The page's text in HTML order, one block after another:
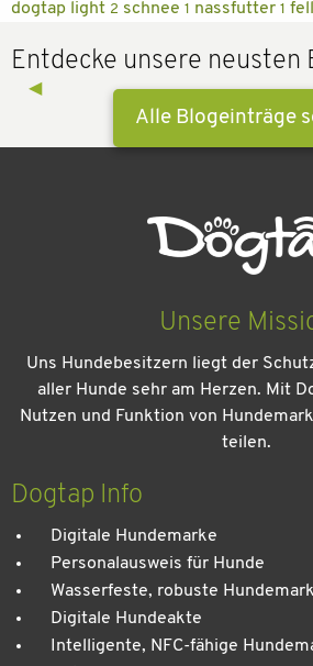
dogtap light 2 schnee 1 nassfutter 1 fell
Entdecke unsere neusten
Previous Slide
◀︎
Kein Urlaub ohne meinen Hund:
Alle Blogeinträge
Unsere
Uns Hundebesitzern liegt der
aller Hunde sehr am Herzen. Mit
Nutzen und Funktion von
teilen.
Dogtap Info
Digitale Hundemarke
Personalausweis für Hunde
Wasserfeste, robuste
Digitale Hundeakte
Intelligente, NFC-fähige